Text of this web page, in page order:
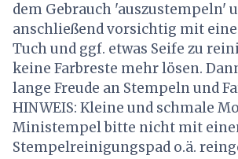
dem Gebrauch 'auszustempeln'
anschließend vorsichtig mit
Tuch und ggf. etwas Seife zu
keine Farbreste mehr lösen.
lange Freude an Stempeln und
HINWEIS: Kleine und schmale
Ministempel bitte nicht mit
Stempelreinigungspad o.ä.